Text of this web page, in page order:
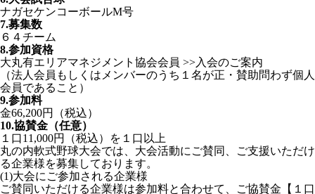
ナガセケンコーボールM号
7.募集数
６４チーム
8.参加資格
大丸有エリアマネジメント協会会員 >>入会のご案内
（法人会員もしくはメンバーのうち１名が正・賛助問わず個人
会員であること）
9.参加料
金66,200円（税込）
10.協賛金（任意）
１口11,000円（税込）を１口以上
丸の内軟式野球大会では、大会活動にご賛同、ご支援いただけ
る企業様を募集しております。
(1)大会にご参加される企業様
ご賛同いただける企業様は参加料と合わせて、ご協賛金【１口